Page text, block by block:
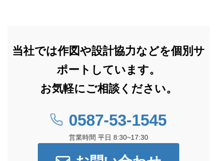
当社では作図や設計協力などを個別サ
ポートしています。
お気軽にご相談ください。
0587-53-1545
営業時間 平日 8:30~17:30